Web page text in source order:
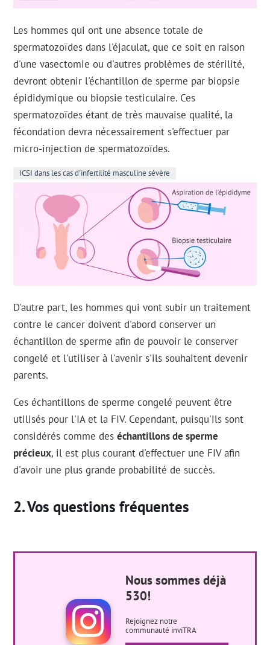
Les hommes qui ont une absence totale de
spermatozoïdes dans l'éjaculat, que ce soit en raison
d'une vasectomie ou d'autres problèmes de stérilité,
devront obtenir l'échantillon de sperme par biopsie
épididymique ou biopsie testiculaire. Ces
spermatozoïdes étant de très mauvaise qualité, la
fécondation devra nécessairement s'effectuer par
micro-injection de spermatozoïdes.
ICSI dans les cas d'infertilité masculine sévère
D'autre part, les hommes qui vont subir un traitement
contre le cancer doivent d'abord conserver un
échantillon de sperme afin de pouvoir le conserver
congelé et l'utiliser à l'avenir s'ils souhaitent devenir
parents.
Ces échantillons de sperme congelé peuvent être
utilisés pour l'IA et la FIV. Cependant, puisqu'ils sont
considérés comme deséchantillons de sperme
précieux, il est plus courant d'effectuer une FIV afin
d'avoir une plus grande probabilité de succès.
Vos questions fréquentes
Nous sommes déjà
530!
Rejoignez notre
communauté inviTRA